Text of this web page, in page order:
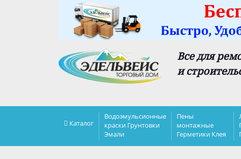
Все для
и
Каталог
Водоэмульсионные
краски Грунтовки
Эмали
Пены
монтажные
Герметики Клея